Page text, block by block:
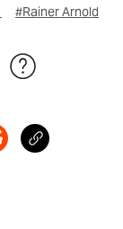
#Rainer Arnold